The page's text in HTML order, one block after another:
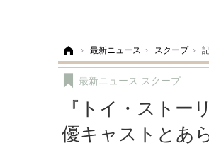
› 最新ニュース › スクープ ›
『トイ・スト
優キャストとあ
最新ニュース スクープ